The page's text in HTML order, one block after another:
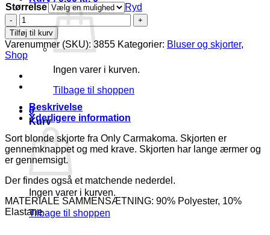
Ingen varer i kurven.
Tilbage til shoppen
0
Kurv
Ingen varer i kurven.
Tilbage til shoppen
Størrelse
Ryd
Only
Rosil
Blonde
Skjorte
Sort
BM:
S:120
L:140
XL:150
Lg:75
Vejl.
299,95
antal
Tilføj til kurv
Varenummer (SKU):3855 Kategorier: Bluser og skjorter,
Shop
Beskrivelse
Yderligere information
Sort blonde skjorte fra Only Carmakoma. Skjorten er
gennemknappet og med krave. Skjorten har lange ærmer og
er gennemsigt.
Der findes også et matchende nederdel.
MATERIALE SAMMENSÆTNING: 90% Polyester, 10%
Elastane